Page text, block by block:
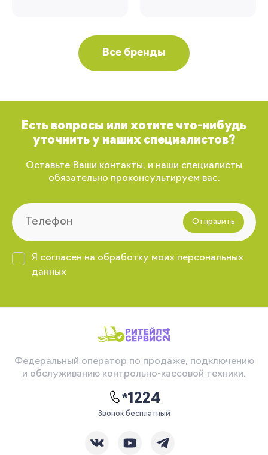
Все бренды
Есть вопросы или хотите что-нибудь
уточнить у наших специалистов?
Оставьте Ваши контакты, и наши специалисты
обязательно проконсультируем вас.
Отправить
Я согласен на обработку моих персональных
данных
Федеральный оператор по продаже, подключению
и обслуживанию контрольно-кассовой техники.
*1224
Звонок бесплатный